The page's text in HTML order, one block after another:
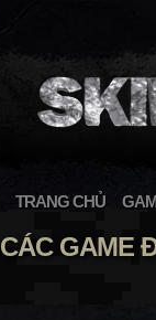
TRANG CHỦ
CÁC GAME